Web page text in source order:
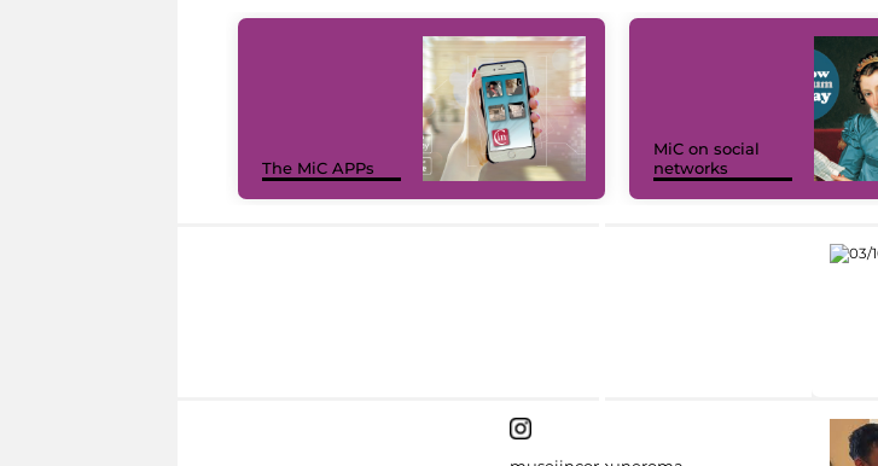
The MiC APPs
MiC on social
networks